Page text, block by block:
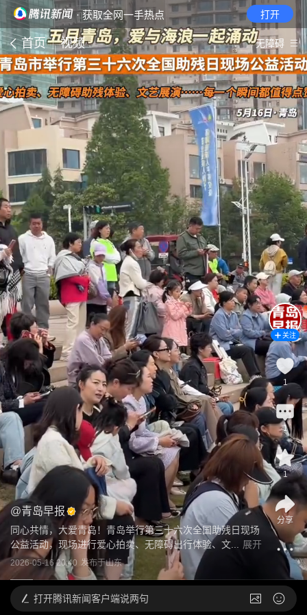
· 获取全网一手热点 打开
首页 视频 无障碍
@青岛早报
同心共情，大爱青岛！青岛举行第三十六次全国助残日现场
公益活动，现场进行爱心拍卖、无障碍出行体验、文...
展开
2026-05-16 20:40 发布于山东
关注
1
1
1
分享
打开腾讯新闻客户端说两句